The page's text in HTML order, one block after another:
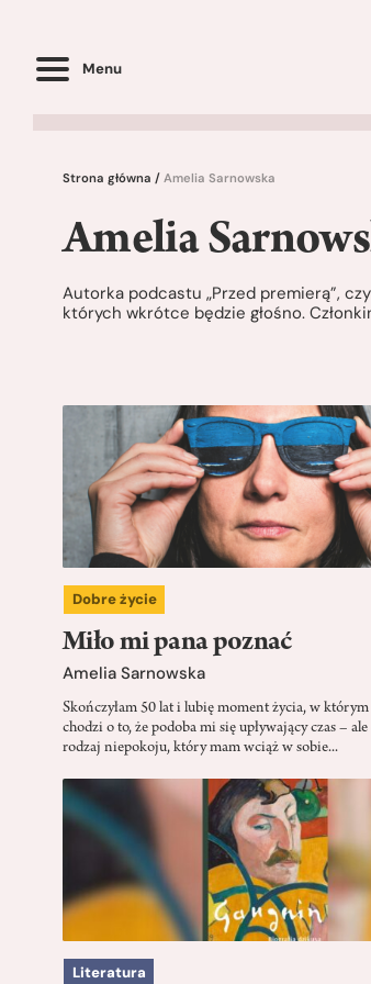
Menu
Strona główna / Amelia Sarnowska
Amelia
Autorka podcastu „Przed premierą”,
których wkrótce będzie głośno.
Dobre życie
Miło mi pana poznać
Amelia Sarnowska
Skończyłam 50 lat i lubię moment życia, w
chodzi o to, że podoba mi się upływający czas –
rodzaj niepokoju, który mam wciąż w sobie...
Literatura